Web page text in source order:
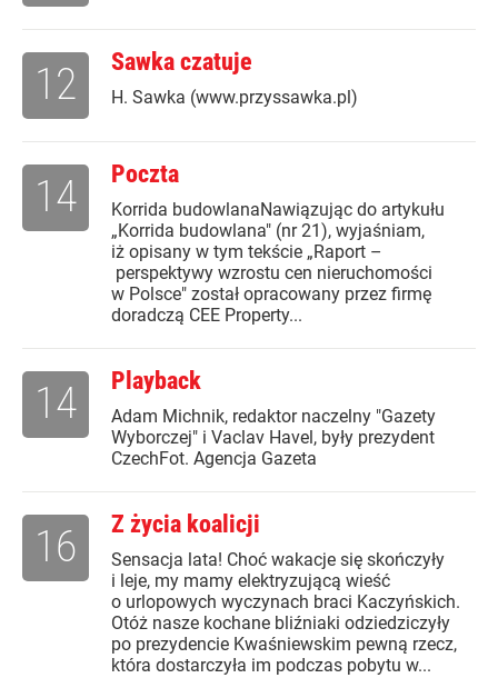
Sawka czatuje
H. Sawka (www.przyssawka.pl)
12
Poczta
Korrida budowlanaNawiązując do artykułu
„Korrida budowlana" (nr 21), wyjaśniam,
iż opisany w tym tekście „Raport –
perspektywy wzrostu cen nieruchomości
w Polsce" został opracowany przez firmę
doradczą CEE Property...
14
Playback
Adam Michnik, redaktor naczelny "Gazety
Wyborczej" i Vaclav Havel, były prezydent
CzechFot. Agencja Gazeta
14
Z życia koalicji
Sensacja lata! Choć wakacje się skończyły
i leje, my mamy elektryzującą wieść
o urlopowych wyczynach braci Kaczyńskich.
Otóż nasze kochane bliźniaki odziedziczyły
po prezydencie Kwaśniewskim pewną rzecz,
która dostarczyła im podczas pobytu w...
16